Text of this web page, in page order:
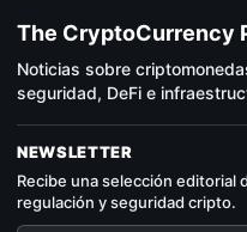
The CryptoCurrency
Noticias sobre
seguridad, DeFi e
NEWSLETTER
Recibe una selección editorial
regulación y seguridad cripto.